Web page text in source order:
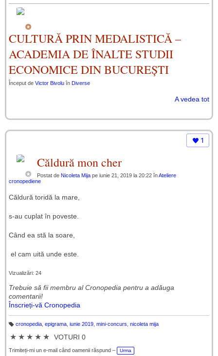
CULTURĂ PRIN MEDALISTICĂ –
ACADEMIA DE ÎNALTE STUDII
ECONOMICE DIN BUCUREȘTI
Început de Victor Bivolu în Diverse
A vedea tot
1
Căldură mon cher
Postat de Nicoleta Mija pe iunie 21, 2019 la 20:22 înAteliere
cronopediene
Căldură toridă la mare,
s-au cuplat în poveste.
Când ea stă la soare,
el cam uită unde este.
Vizualizări: 24
Trebuie să fii membru al Cronopedia ​​pentru a adăuga
comentarii!
Înscrieți-vă Cronopedia
h
e
cronopedia, epigrama, iunie 2019, mini-concurs nicoleta mija
★ ★ ★ ★ ★ VOTURI 0
Trimiteți-mi un e-mail când oamenii răspund – Urma